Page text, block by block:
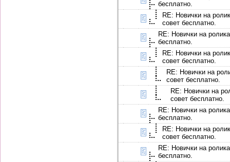
бесплатно.
RE: Новички на
совет бесплатно.
RE: Новички на
бесплатно.
RE: Новички на
совет бесплатно.
RE: Новички на
совет бесплатно.
RE: Новички на
совет бесплатно.
RE: Новички на
бесплатно.
RE: Новички на
совет бесплатно.
RE: Новички на
бесплатно.